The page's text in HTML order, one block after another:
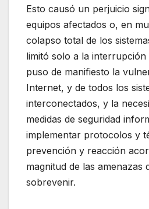
Esto causó un perjuicio
equipos afectados o, en
colapso total de los
limitó solo a la interrupción
puso de manifiesto la
Internet, y de todos los
interconectados, y la
medidas de seguridad
implementar protocolos y
prevención y reacción
magnitud de las amenazas
sobrevenir.